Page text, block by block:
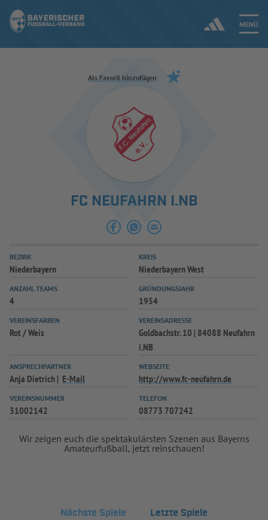
MENÜ
Jetzt einloggen
ERGEBNISSE & WETTBEWERBE
AUSBILDUNG & FÖRDERUNG
SPIELPLUS
Als Favorit hinzufügen
FC NEUFAHRN I.NB
BEZIRK
Niederbayern
KREIS
Niederbayern West
ANZAHL TEAMS
4
GRÜNDUNGSJAHR
1954
VEREINSFARBEN
Rot / Weis
VEREINSADRESSE
Goldbachstr. 10 | 84088 Neufahrn
i.NB
ANSPRECHPARTNER
Anja Dietrich E-Mail
WEBSEITE
http://www.fc-neufahrn.de
VEREINSNUMMER
31002142
TELEFON
08773 707242
Wir zeigen euch die spektakulärsten Szenen aus Bayerns
Amateurfußball, jetzt reinschauen!
Nächste Spiele Letzte Spiele